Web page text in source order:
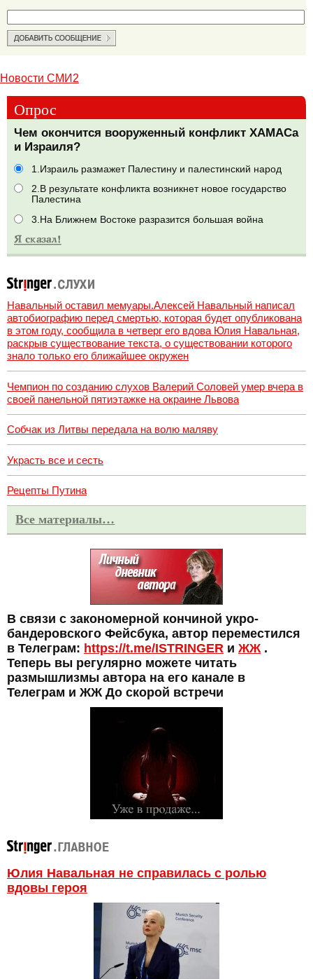
Новости СМИ2
Опрос
Чем окончится вооруженный конфликт ХАМАСа
и Израиля?
1.Израиль размажет Палестину и палестинский народ
2.В результате конфликта возникнет новое государство
Палестина
3.На Ближнем Востоке разразится большая война
Навальный оставил мемуары.Алексей Навальный написал
автобиографию перед смертью, которая будет опубликована
в этом году, сообщила в четверг его вдова Юлия Навальная,
раскрыв существование текста, о существовании которого
знало только его ближайшее окружен
Чемпион по созданию слухов Валерий Соловей умер вчера в
своей панельной пятиэтажке на окраине Львова
Собчак из Литвы передала на волю маляву
Украсть все и сесть
Рецепты Путина
Все материалы…
В связи с закономерной кончиной укро-
бандеровского Фейсбука, автор переместился
в Телеграм: https://t.me/ISTRINGER и ЖЖ.
Теперь вы регулярно можете читать
размышлизмы автора на его канале в
Телеграм и ЖЖ До скорой встречи
Юлия Навальная не справилась с ролью
вдовы героя